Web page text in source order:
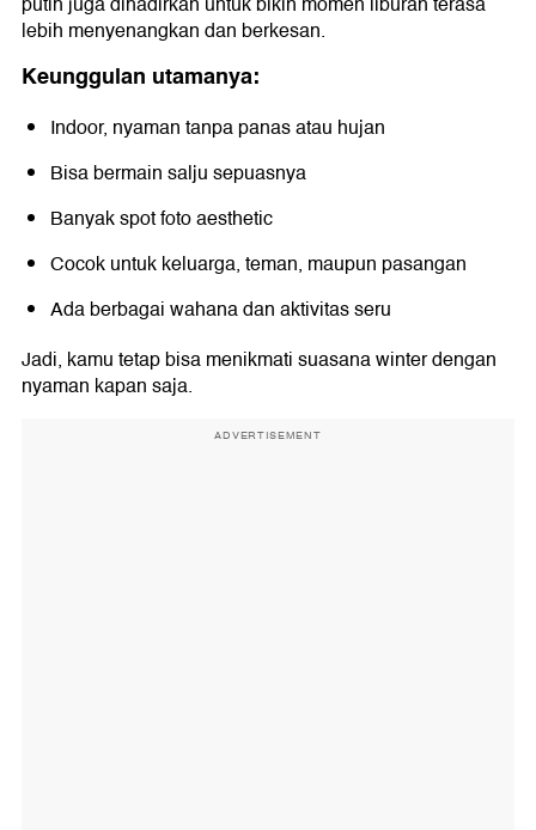
lebih menyenangkan dan berkesan.
Keunggulan utamanya:
Indoor, nyaman tanpa panas atau hujan
Bisa bermain salju sepuasnya
Banyak spot foto aesthetic
Cocok untuk keluarga, teman, maupun pasangan
Ada berbagai wahana dan aktivitas seru
Jadi, kamu tetap bisa menikmati suasana winter dengan
nyaman kapan saja.
ADVERTISEMENT